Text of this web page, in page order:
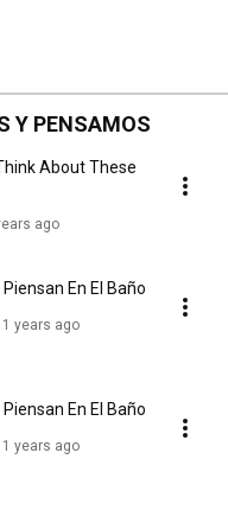
Y PENSAMOS
About These
ago
Piensan En El Baño
years ago
Piensan En El Baño
years ago